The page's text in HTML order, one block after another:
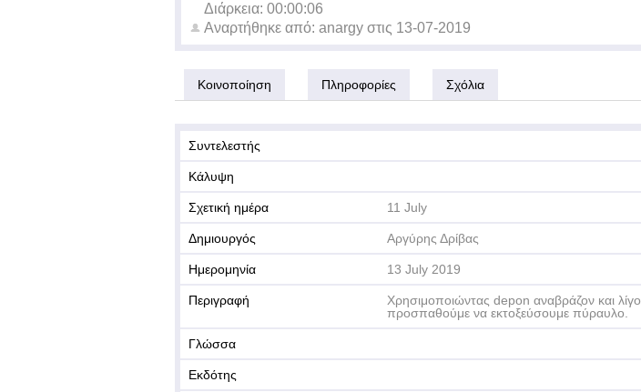
Διάρκεια: 00:00:06
Αναρτήθηκε από: anargy στις 13-07-2019
Κοινοποίηση Πληροφορίες Σχόλια
Συντελεστής
Κάλυψη
Σχετική ημέρα 11 July
Δημιουργός Αργύρης Δρίβας
Ημερομηνία 13 July 2019
Περιγραφή
Χρησιμοποιώντας depon αναβράζον και λίγο
προσπαθούμε να εκτοξεύσουμε πύραυλο.
Γλώσσα
Εκδότης